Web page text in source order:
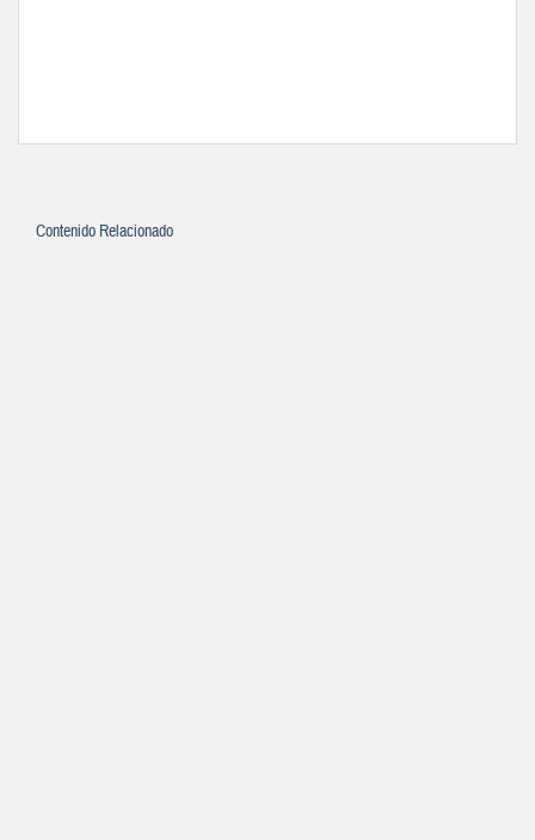
Contenido Relacionado